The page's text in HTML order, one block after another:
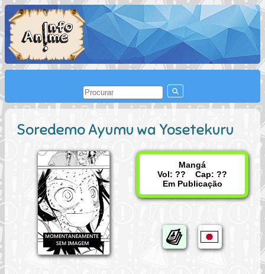
Soredemo Ayumu wa Yosetekuru
Mangá
Vol: ?? Cap: ??
Em Publicação